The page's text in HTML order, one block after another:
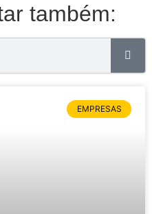
também:
EMPRESAS